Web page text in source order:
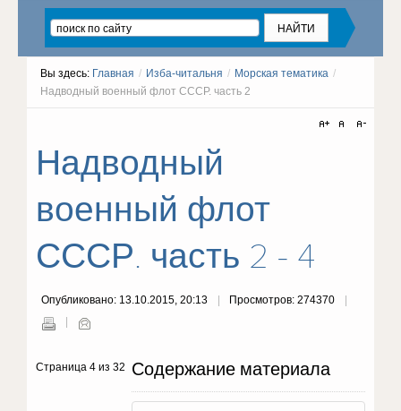
Вы здесь: Главная / Изба-читальня / Морская тематика /
Надводный военный флот СССР. часть 2
Надводный
военный флот
СССР. часть 2 - 4
Опубликовано: 13.10.2015, 20:13 Просмотров: 274370
Содержание материала
Страница 4 из 32